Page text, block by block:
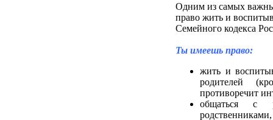
Одним из самых
право жить и
Семейного кодекса
Ты имеешь право:
жить и
родителей
противоречит
общаться с